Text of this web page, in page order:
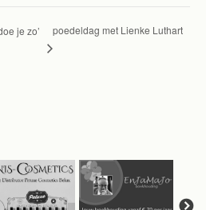
je zo’ poedeldag met Lienke Luthart